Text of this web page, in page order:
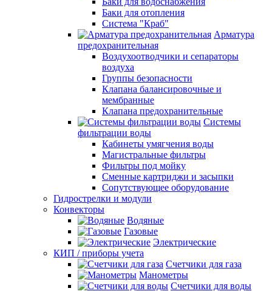
Баки для отопления
Система "Краб"
Арматура
предохранительная
Воздухоотводчики и сепараторы
воздуха
Группы безопасности
Клапана балансировочные и
мембранные
Клапана предохранительные
Системы
фильтрации воды
Кабинеты умягчения воды
Магистральные фильтры
Фильтры под мойку
Сменные картриджи и засыпки
Сопутствующее оборудование
Гидрострелки и модули
Конвекторы
Водяные
Газовые
Электрические
КИП / приборы учета
Счетчики для газа
Манометры
Счетчики для воды